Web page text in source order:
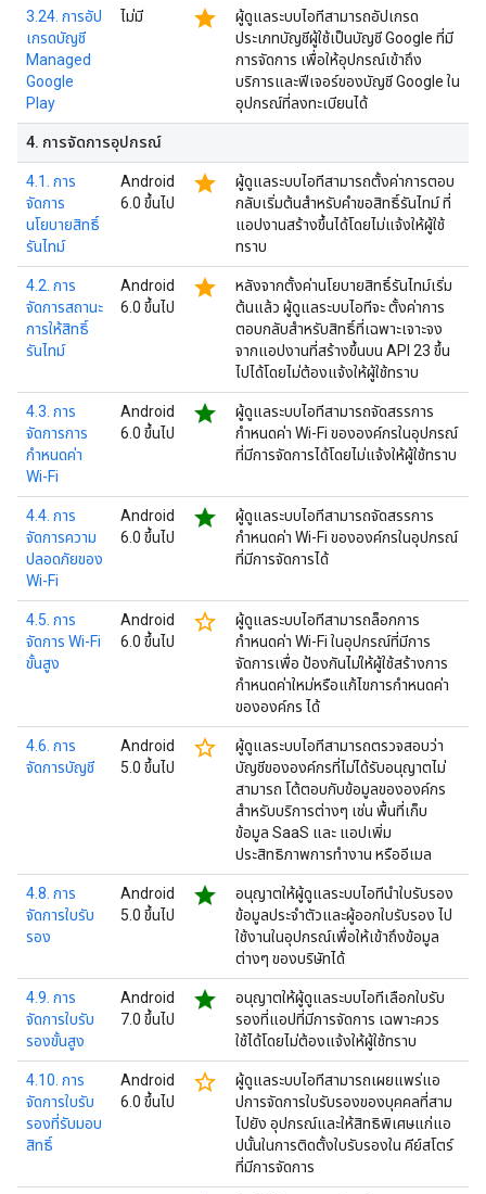
3.24. การอัป
เกรดบัญชี
Managed
Google
Play
ไม่มี star
ผู้ดูแลระบบไอทีสามารถอัปเกรด
ประเภทบัญชีผู้ใช้เป็นบัญชี Google ที่มี
การจัดการ เพื่อให้อุปกรณ์เข้าถึง
บริการและฟีเจอร์ของบัญชี Google ใน
อุปกรณ์ที่ลงทะเบียนได้
4. การจัดการอุปกรณ์
4.1. การ
จัดการ
นโยบายสิทธิ์
รันไทม์
Android
6.0 ขึ้นไป
star
ผู้ดูแลระบบไอทีสามารถตั้งค่าการตอบ
กลับเริ่มต้นสำหรับคำขอสิทธิ์รันไทม์ ที่
แอปงานสร้างขึ้นได้โดยไม่แจ้งให้ผู้ใช้
ทราบ
4.2. การ
จัดการสถานะ
การให้สิทธิ์
รันไทม์
Android
6.0 ขึ้นไป
star
หลังจากตั้งค่านโยบายสิทธิ์รันไทม์เริ่ม
ต้นแล้ว ผู้ดูแลระบบไอทีจะ ตั้งค่าการ
ตอบกลับสำหรับสิทธิ์ที่เฉพาะเจาะจง
จากแอปงานที่สร้างขึ้นบน API 23 ขึ้น
ไปได้โดยไม่ต้องแจ้งให้ผู้ใช้ทราบ
4.3. การ
จัดการการ
กำหนดค่า
Wi-Fi
Android
6.0 ขึ้นไป
star
ผู้ดูแลระบบไอทีสามารถจัดสรรการ
กำหนดค่า Wi-Fi ขององค์กรในอุปกรณ์
ที่มีการจัดการได้โดยไม่แจ้งให้ผู้ใช้ทราบ
4.4. การ
จัดการความ
ปลอดภัยของ
Wi-Fi
Android
6.0 ขึ้นไป
star
ผู้ดูแลระบบไอทีสามารถจัดสรรการ
กำหนดค่า Wi-Fi ขององค์กรในอุปกรณ์
ที่มีการจัดการได้
4.5. การ
จัดการ Wi-Fi
ขั้นสูง
Android
6.0 ขึ้นไป
star_border
ผู้ดูแลระบบไอทีสามารถล็อกการ
กำหนดค่า Wi-Fi ในอุปกรณ์ที่มีการ
จัดการเพื่อ ป้องกันไม่ให้ผู้ใช้สร้างการ
กำหนดค่าใหม่หรือแก้ไขการกำหนดค่า
ขององค์กร ได้
4.6. การ
จัดการบัญชี
Android
5.0 ขึ้นไป
star_border
ผู้ดูแลระบบไอทีสามารถตรวจสอบว่า
บัญชีขององค์กรที่ไม่ได้รับอนุญาตไม่
สามารถ โต้ตอบกับข้อมูลขององค์กร
สำหรับบริการต่างๆ เช่น พื้นที่เก็บ
ข้อมูล SaaS และ แอปเพิ่ม
ประสิทธิภาพการทำงาน หรืออีเมล
4.8. การ
จัดการใบรับ
รอง
Android
5.0 ขึ้นไป
star
อนุญาตให้ผู้ดูแลระบบไอทีนำใบรับรอง
ข้อมูลประจำตัวและผู้ออกใบรับรอง ไป
ใช้งานในอุปกรณ์เพื่อให้เข้าถึงข้อมูล
ต่างๆ ของบริษัทได้
4.9. การ
จัดการใบรับ
รองขั้นสูง
Android
7.0 ขึ้นไป
star
อนุญาตให้ผู้ดูแลระบบไอทีเลือกใบรับ
รองที่แอปที่มีการจัดการ เฉพาะควร
ใช้ได้โดยไม่ต้องแจ้งให้ผู้ใช้ทราบ
4.10. การ
จัดการใบรับ
รองที่รับมอบ
สิทธิ์
Android
6.0 ขึ้นไป
star_border
ผู้ดูแลระบบไอทีสามารถเผยแพร่แอ
ปการจัดการใบรับรองของบุคคลที่สาม
ไปยัง อุปกรณ์และให้สิทธิพิเศษแก่แอ
ปนั้นในการติดตั้งใบรับรองใน คีย์สโตร์
ที่มีการจัดการ